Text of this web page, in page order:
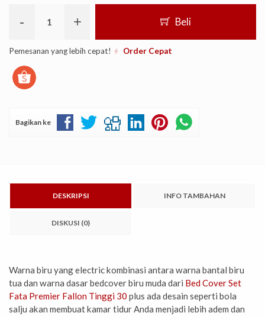
- + Beli
Pemesanan yang lebih cepat! Order Cepat
Bagikan ke
DESKRIPSI INFO TAMBAHAN
DISKUSI (0)
Warna biru yang electric kombinasi antara warna bantal biru
tua dan warna dasar bedcover biru muda dari Bed Cover Set
Fata Premier Fallon Tinggi 30 plus ada desain seperti bola
salju akan membuat kamar tidur Anda menjadi lebih adem dan